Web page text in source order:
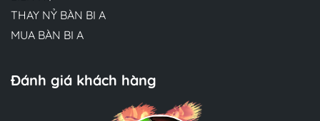
THAY NỶ BÀN BI A
MUA BÀN BI A
Đánh giá khách hàng